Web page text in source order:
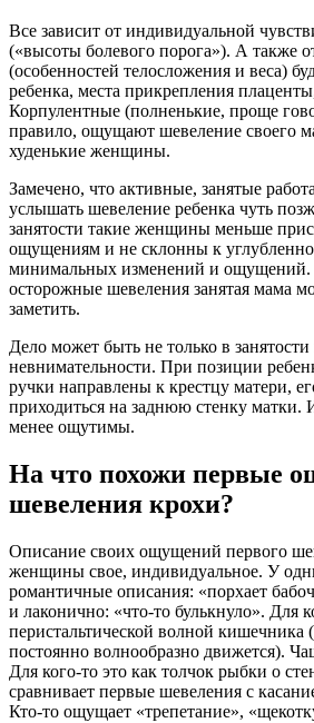
Все зависит от индивидуальной
(«высоты болевого порога»). А также
(особенностей телосложения и веса)
ребенка, места прикрепления
Корпулентные (полненькие, проще
правило, ощущают шевеление своего
худенькие женщины.
Замечено, что активные, занятые
услышать шевеление ребенка чуть
занятости такие женщины меньше
ощущениям и не склонны к
минимальных изменений и ощущений.
осторожные шевеления занятая мама
заметить.
Дело может быть не только в
невнимательности. При позиции
ручки направлены к крестцу матери,
приходиться на заднюю стенку матки.
менее ощутимы.
На что похожи первые
шевеления крохи?
Описание своих ощущений первого
женщины свое, индивидуальное. У
романтичные описания: «порхает
и лаконично: «что-то булькнуло». Для
перистальтической волной
постоянно волнообразно движется).
Для кого-то это как толчок рыбки о
сравнивает первые шевеления с
Кто-то ощущает «трепетание»,